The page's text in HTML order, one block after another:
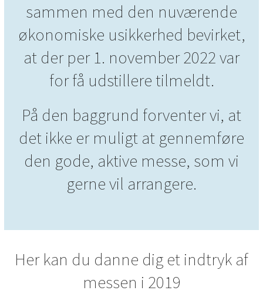
sammen med den nuværende
økonomiske usikkerhed bevirket,
at der per 1. november 2022 var
for få udstillere tilmeldt.
På den baggrund forventer vi, at
det ikke er muligt at gennemføre
den gode, aktive messe, som vi
gerne vil arrangere.
Her kan du danne dig et indtryk af
messen i 2019